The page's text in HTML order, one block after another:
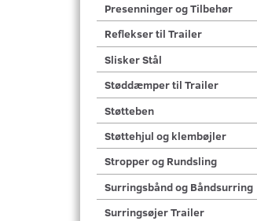
Presenninger og Tilbehør
Reflekser til Trailer
Slisker Stål
Støddæmper til Trailer
Støtteben
Støttehjul og klembøjler
Stropper og Rundsling
Surringsbånd og Båndsurring
Surringsøjer Trailer